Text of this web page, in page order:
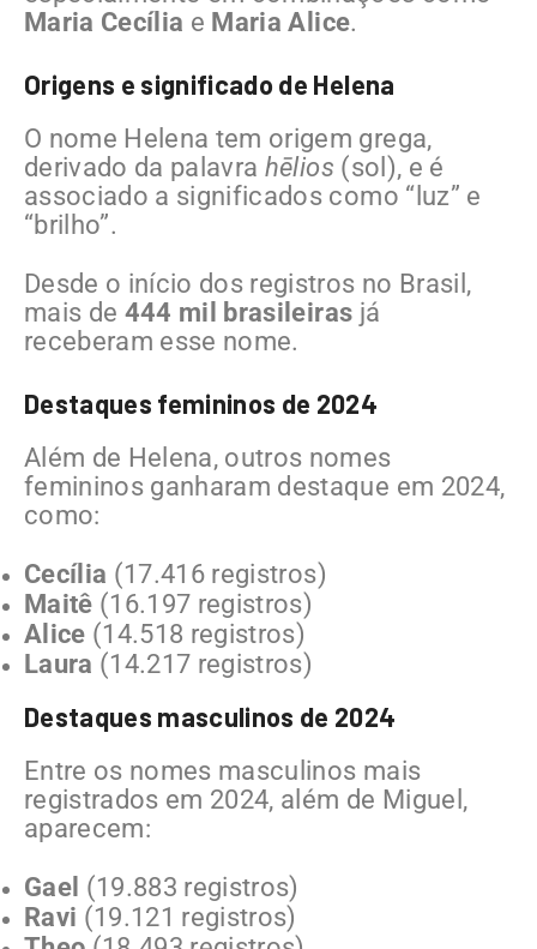
Maria Cecília e Maria Alice.
Origens e significado de Helena
O nome Helena tem origem grega,
derivado da palavra hēlios (sol), e é
associado a significados como “luz” e
“brilho”.
Desde o início dos registros no Brasil,
mais de 444 mil brasileiras já
receberam esse nome.
Destaques femininos de 2024
Além de Helena, outros nomes
femininos ganharam destaque em 2024,
como:
Cecília (17.416 registros)
Maitê (16.197 registros)
Alice (14.518 registros)
Laura (14.217 registros)
Destaques masculinos de 2024
Entre os nomes masculinos mais
registrados em 2024, além de Miguel,
aparecem:
Gael (19.883 registros)
Ravi (19.121 registros)